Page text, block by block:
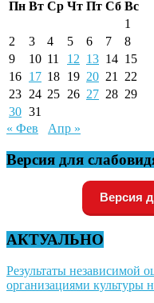
Пн Вт Ср Чт Пт Сб Вс
1
2
3 4 5 6 7
8
9
10 11 12 13 14 15
16 17 18 19 20 21
22
23 24 25 26 27 28 29
30 31
« Фев
Апр »
Версия для
Версия
АКТУАЛЬНО
Результаты независимой
организациями культуры